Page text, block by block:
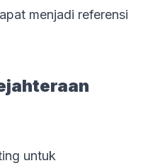
menjadi referensi
untuk